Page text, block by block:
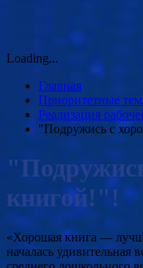
Loading...
Главная
Приоритетные
Реализация
"Подружись с
книгой!"!
«Хорошая книга —
началась удивительная